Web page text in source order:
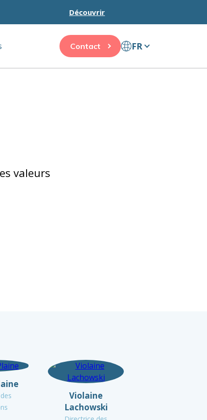
Découvrir
Contact FR
valeurs
Violaine
Lachowski